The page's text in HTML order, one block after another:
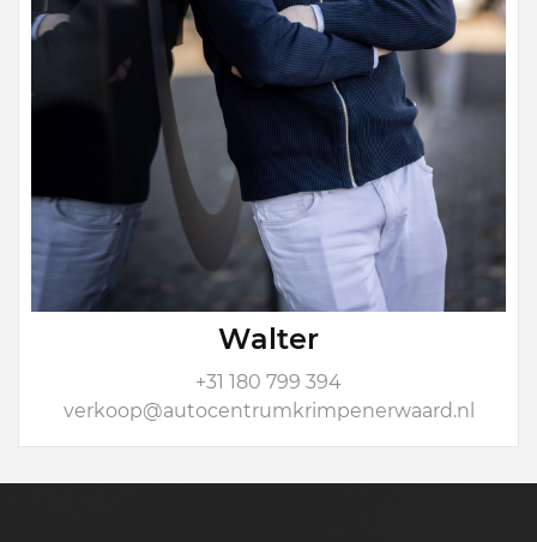
Walter
+31 180 799 394
verkoop@autocentrumkrimpenerwaard.nl